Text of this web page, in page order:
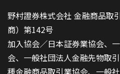
野村證券株式会社 金融商品取
商）第142号
加入協会／日本証券業協会、
会、一般社団法人金融先物取